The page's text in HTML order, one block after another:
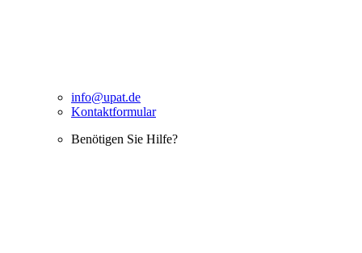
info@upat.de
Kontaktformular
Benötigen Sie Hilfe?